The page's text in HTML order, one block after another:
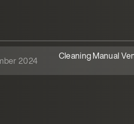
Cleaning Manual
2024